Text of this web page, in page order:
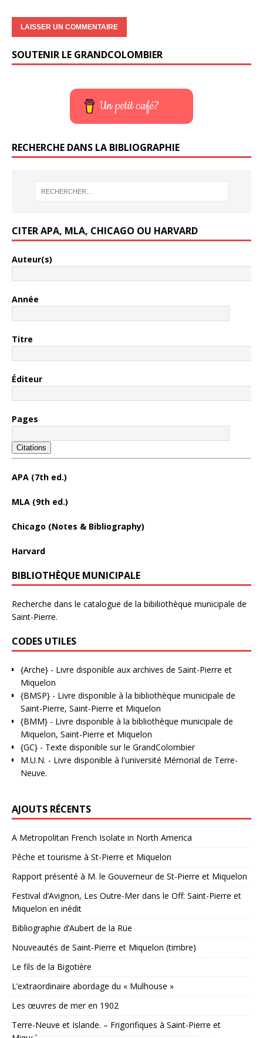
SOUTENIR LE GRANDCOLOMBIER
Un petit café?
RECHERCHE DANS LA BIBLIOGRAPHIE
CITER APA, MLA, CHICAGO OU HARVARD
Auteur(s)
Année
Titre
Éditeur
Pages
Citations
APA (7th ed.)
MLA (9th ed.)
Chicago (Notes & Bibliography)
Harvard
BIBLIOTHÈQUE MUNICIPALE
Recherche dans le catalogue de la bibiliothèque municipale de
Saint-Pierre.
CODES UTILES
{Arche} - Livre disponible aux archives de Saint-Pierre et
Miquelon
{BMSP} - Livre disponible à la bibliothèque municipale de
Saint-Pierre, Saint-Pierre et Miquelon
{BMM} - Livre disponible à la bibliothèque municipale de
Miquelon, Saint-Pierre et Miquelon
{GC} - Texte disponible sur le GrandColombier
M.U.N. - Livre disponible à l'université Mémorial de Terre-
Neuve.
AJOUTS RÉCENTS
A Metropolitan French Isolate in North America
Pêche et tourisme à St-Pierre et Miquelon
Rapport présenté à M. le Gouverneur de St-Pierre et Miquelon
Festival d’Avignon, Les Outre-Mer dans le Off: Saint-Pierre et
Miquelon en inédit
Bibliographie d’Aubert de la Rüe
Nouveautés de Saint-Pierre et Miquelon (timbre)
Le fils de la Bigotière
L’extraordinaire abordage du « Mulhouse »
Les œuvres de mer en 1902
Terre-Neuve et Islande. – Frigorifiques à Saint-Pierre et